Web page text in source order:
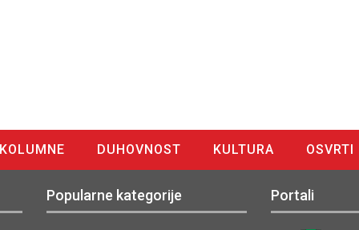
KOLUMNE DUHOVNOST KULTURA OSVRTI
Popularne kategorije Portali